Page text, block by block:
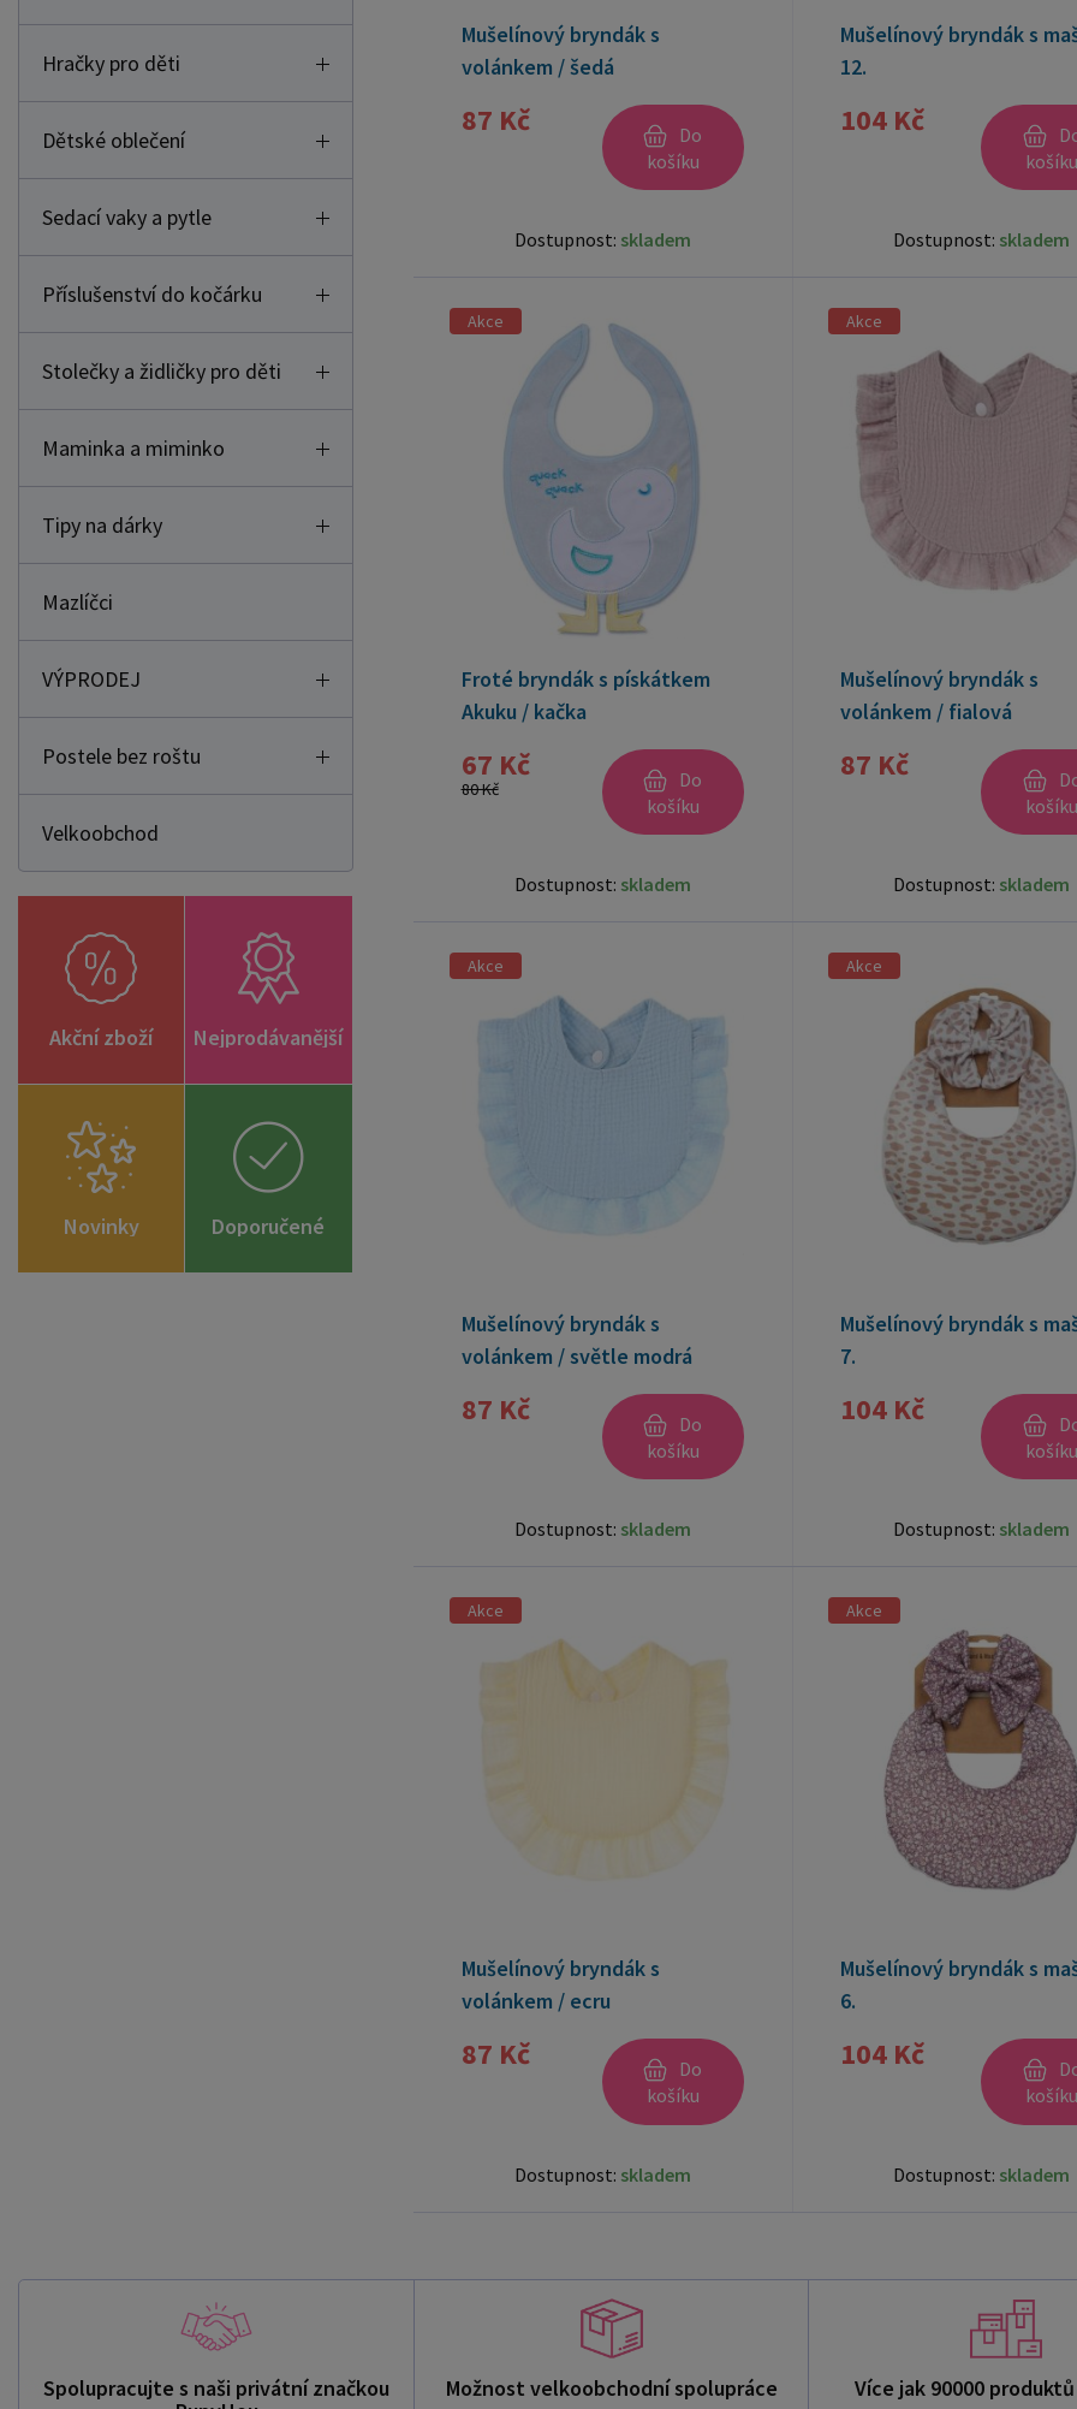
Hračky pro děti
Dětské oblečení
Sedací vaky a pytle
Příslušenství do kočárku
Stolečky a židličky pro děti
Maminka a miminko
Tipy na dárky
Mazlíčci
VÝPRODEJ
Postele bez roštu
Velkoobchod
Akční zboží Nejprodávanější
Novinky
Doporučené
zboží
Mušelínový bryndák s
volánkem / šedá
87 Kč
Do
košíku
Dostupnost: skladem
Mušelínový bryndák s
12.
104 Kč
Dostupnost: skladem
Akce
Froté bryndák s pískátkem
Akuku / kačka
67 Kč
80 Kč
Do
košíku
Dostupnost: skladem
Akce
Mušelínový bryndák s
volánkem / fialová
87 Kč
Dostupnost: skladem
Akce
Mušelínový bryndák s
volánkem / světle modrá
87 Kč
Do
košíku
Dostupnost: skladem
Akce
Mušelínový bryndák s
7.
104 Kč
Dostupnost: skladem
Akce
Mušelínový bryndák s
volánkem / ecru
87 Kč
Do
košíku
Dostupnost: skladem
Akce
Mušelínový bryndák s
6.
104 Kč
Dostupnost: skladem
Spolupracujte s naši privátní značkou
Možnost velkoobchodní spolupráce Více jak 90000